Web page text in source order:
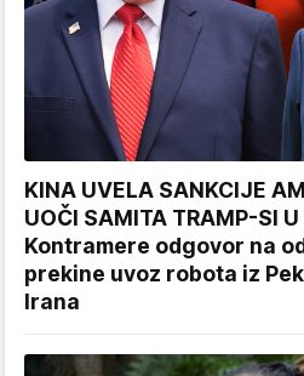
KINA UVELA SANKCIJE
UOČI SAMITA TRAMP-SI
Kontramere odgovor na
prekine uvoz robota iz
Irana